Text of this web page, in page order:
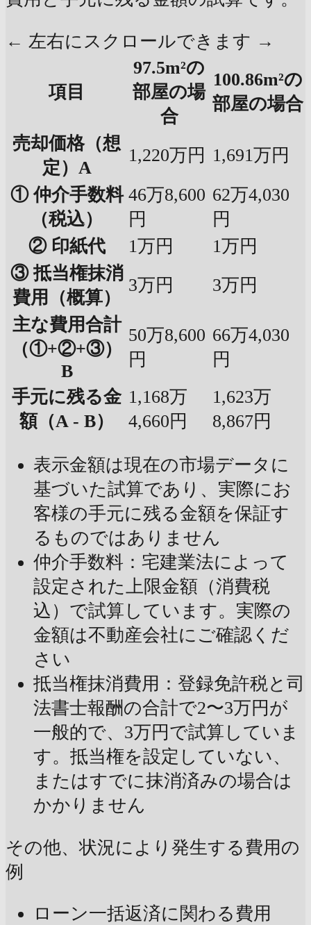
← 左右にスクロールできます →
項目
97.5m²の
部屋の場
合
100.86m²の
部屋の場合
売却価格（想
定）A
1,220万円 1,691万円
① 仲介手数料
（税込）
46万8,600
円
62万4,030
円
② 印紙代
1万円
1万円
③ 抵当権抹消
費用（概算）
3万円
3万円
主な費用合計
（①+②+③）
B
50万8,600
円
66万4,030
円
手元に残る金
額（A - B）
1,168万
4,660円
1,623万
8,867円
表示金額は現在の市場データに
基づいた試算であり、実際にお
客様の手元に残る金額を保証す
るものではありません
仲介手数料：宅建業法によって
設定された上限金額（消費税
込）で試算しています。実際の
金額は不動産会社にご確認くだ
さい
抵当権抹消費用：登録免許税と司
法書士報酬の合計で2〜3万円が
一般的で、3万円で試算していま
す。抵当権を設定していない、
またはすでに抹消済みの場合は
かかりません
その他、状況により発生する費用の
例
ローン一括返済に関わる費用